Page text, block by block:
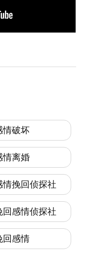
情破坏
情离婚
情挽回侦探社
回感情侦探社
回感情